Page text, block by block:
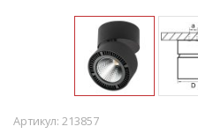
Артикул: 213857